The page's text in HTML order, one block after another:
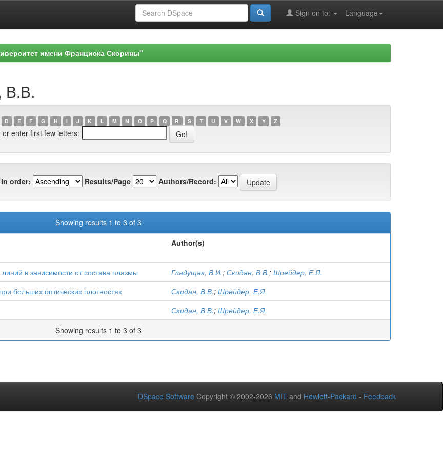
Language
Sign on to:
имени Франциска Скорины"
В.В.
D E F G H I J K L M N O P Q R S T U V W X Y Z
or enter first few letters:
In order: Results/Page Authors/Record:
Showing results 1 to 3 of 3
Author(s)
в зависимости от состава плазмы Гладущак, В.И.; Скидан, В.В.; Шрейдер, Е.Я.
больших оптических плотностях Скидан, В.В.; Шрейдер, Е.Я.
Скидан, В.В.; Шрейдер, Е.Я.
Showing results 1 to 3 of 3
DSpace Software Copyright © 2002-2026 MIT and Hewlett-Packard - Feedback